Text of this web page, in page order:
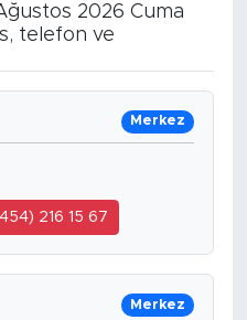
2026 Cuma
telefon ve
Merkez
216 15 67
Merkez